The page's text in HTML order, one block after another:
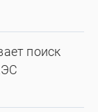
поиск